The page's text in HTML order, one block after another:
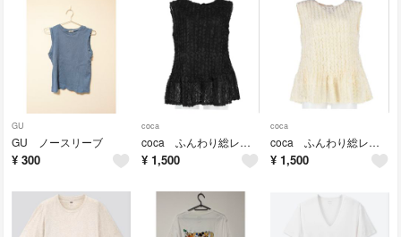
GU
GU ノースリーブ
¥ 300
coca
coca ふんわり総レーストップス
¥ 1,500
coca
coca ふんわり総レーストップス
¥ 1,500